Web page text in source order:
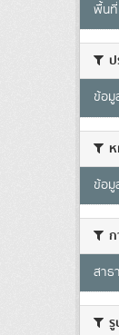
พื้น
ข้อมู
ข้อมู
ก
สาธ